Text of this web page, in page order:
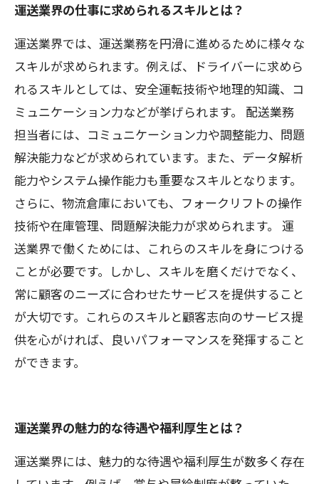
運送業界の仕事に求められるスキルとは？
運送業界では、運送業務を円滑に進めるために様々な
スキルが求められます。例えば、ドライバーに求めら
れるスキルとしては、安全運転技術や地理的知識、コ
ミュニケーション力などが挙げられます。 配送業務
担当者には、コミュニケーション力や調整能力、問題
解決能力などが求められています。また、データ解析
能力やシステム操作能力も重要なスキルとなります。
さらに、物流倉庫においても、フォークリフトの操作
技術や在庫管理、問題解決能力が求められます。 運
送業界で働くためには、これらのスキルを身につける
ことが必要です。しかし、スキルを磨くだけでなく、
常に顧客のニーズに合わせたサービスを提供すること
が大切です。これらのスキルと顧客志向のサービス提
供を心がければ、良いパフォーマンスを発揮すること
ができます。
運送業界の魅力的な待遇や福利厚生とは？
運送業界には、魅力的な待遇や福利厚生が数多く存在